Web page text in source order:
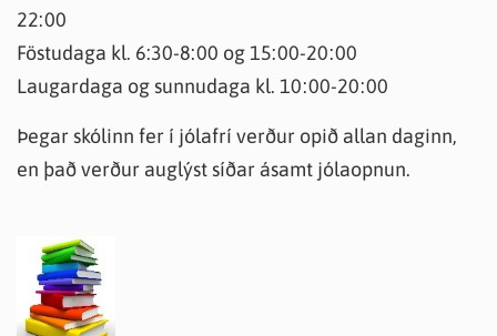
22:00
Föstudaga kl. 6:30-8:00 og 15:00-20:00
Laugardaga og sunnudaga kl. 10:00-20:00
Þegar skólinn fer í jólafrí verður opið allan daginn,
en það verður auglýst síðar ásamt jólaopnun.